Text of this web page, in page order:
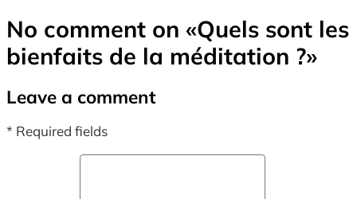
No comment on «Quels sont les
bienfaits de la méditation ?»
Leave a comment
* Required fields